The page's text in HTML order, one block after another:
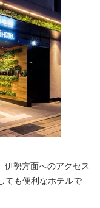
伊勢方面へのアクセス
ても便利なホテルで